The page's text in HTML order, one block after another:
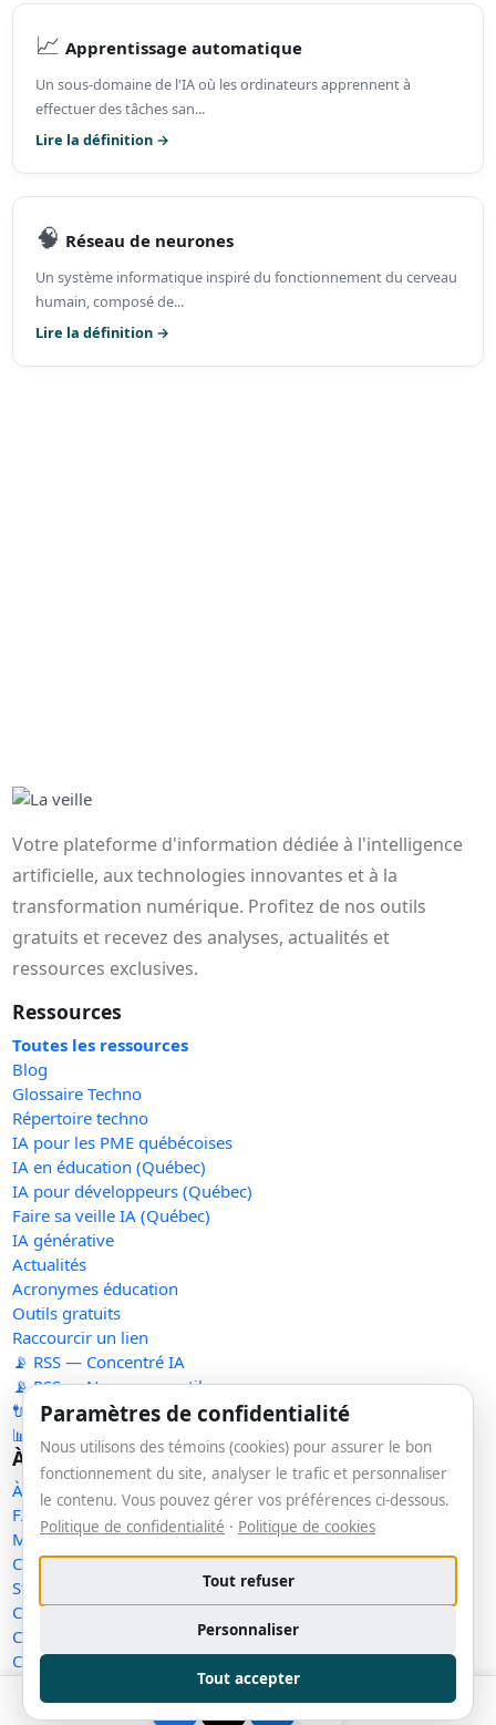
📈 Apprentissage automatique
Un sous-domaine de l'IA où les ordinateurs apprennent à
effectuer des tâches san...
Lire la définition →
🧠 Réseau de neurones
Un système informatique inspiré du fonctionnement du cerveau
humain, composé de...
Lire la définition →
Votre plateforme d'information dédiée à l'intelligence
artificielle, aux technologies innovantes et à la
transformation numérique. Profitez de nos outils
gratuits et recevez des analyses, actualités et
ressources exclusives.
Ressources
Toutes les ressources
Blog
Glossaire Techno
Répertoire techno
IA pour les PME québécoises
IA en éducation (Québec)
IA pour développeurs (Québec)
Faire sa veille IA (Québec)
IA générative
Actualités
Acronymes éducation
Outils gratuits
Raccourcir un lien
📡 RSS — Concentré IA
📡 RSS — Nouveaux outils
🔌 API publique
📊 Statistiques
À propos
À propos
FAQ
Méthodologie
Contact
Statut des services
Confidentialité
Conditions d'utilisation
Conditions de vente
Exercer mes droits
Paramètres de confidentialité
Nous utilisons des témoins (cookies) pour assurer le bon
fonctionnement du site, analyser le trafic et personnaliser
le contenu. Vous pouvez gérer vos préférences ci-dessous.
Politique de confidentialité · Politique de cookies
Tout refuser
Personnaliser
Tout accepter